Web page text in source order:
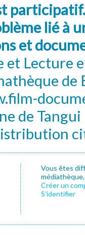
lié à
et
et Lecture
de
de
Vous êtes
Créer un
S’identifier